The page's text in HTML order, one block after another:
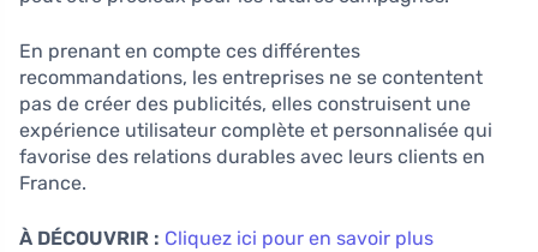
En prenant en compte ces différentes
recommandations, les entreprises ne se contentent
pas de créer des publicités, elles construisent une
expérience utilisateur complète et personnalisée qui
favorise des relations durables avec leurs clients en
France.
À DÉCOUVRIR : Cliquez ici pour en savoir plus